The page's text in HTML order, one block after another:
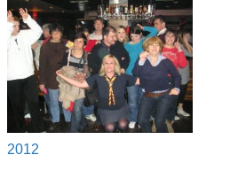
2012